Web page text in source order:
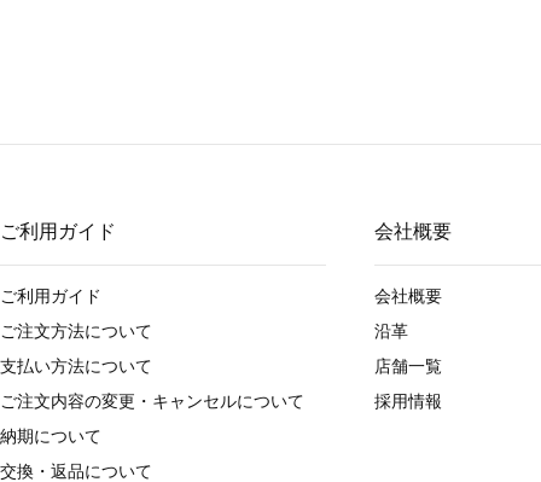
ご利用ガイド
ご利用ガイド
ご注文方法について
支払い方法について
ご注文内容の変更・キャンセルについて
納期について
交換・返品について
会社概要
会社概要
沿革
店舗一覧
採用情報